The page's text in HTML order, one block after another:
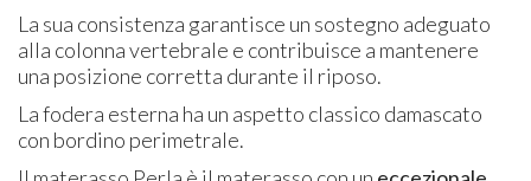
La sua consistenza garantisce un sostegno adeguato
alla colonna vertebrale e contribuisce a mantenere
una posizione corretta durante il riposo.
La fodera esterna ha un aspetto classico damascato
con bordino perimetrale.